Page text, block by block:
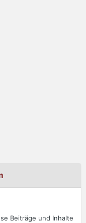
Beiträge und Inhalte